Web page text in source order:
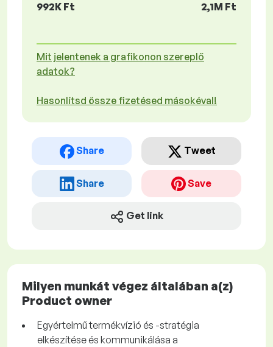
992K Ft
2,1M Ft
Mit jelentenek a grafikonon szereplő
adatok?
Hasonlítsd össze fizetésed másokéval!
Share Tweet
Share Save
Get link
Milyen munkát végez általában a(z)
Product owner
Egyértelmű termékvízió és -stratégia
elkészítése és kommunikálása a